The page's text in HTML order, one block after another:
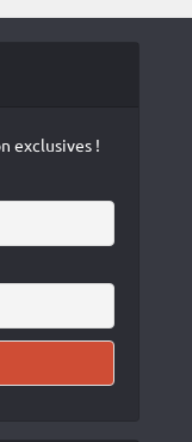
exclusives !